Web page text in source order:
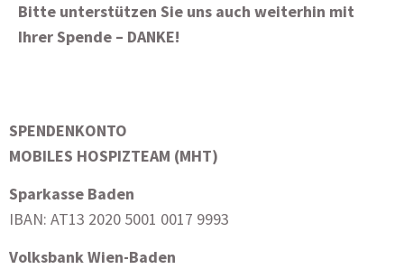
Bitte unterstützen Sie uns auch weiterhin mit
Ihrer Spende – DANKE!
SPENDENKONTO
MOBILES HOSPIZTEAM (MHT)
Sparkasse Baden
IBAN: AT13 2020 5001 0017 9993
Volksbank Wien-Baden